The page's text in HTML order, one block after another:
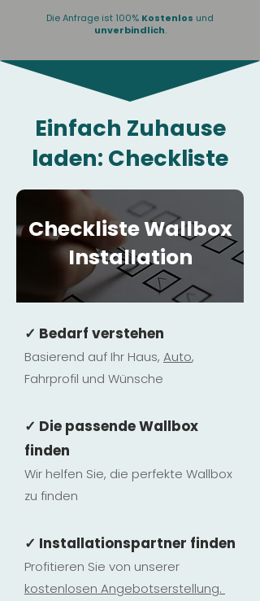
Die Anfrage ist 100% Kostenlos und
unverbindlich.
Einfach Zuhause
laden: Checkliste
Checkliste Wallbox
Installation
✓ Bedarf verstehen
Basierend auf Ihr Haus, Auto,
Fahrprofil und Wünsche
✓ Die passende Wallbox
finden
Wir helfen Sie, die perfekte Wallbox
zu finden
✓ Installationspartner finden
Profitieren Sie von unserer
kostenlosen Angebotserstellung.